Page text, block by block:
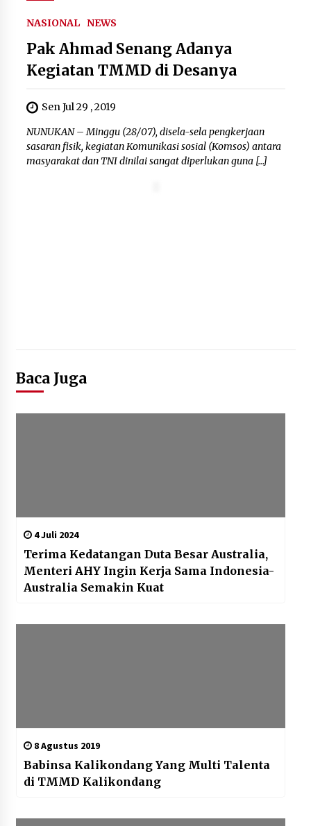
Respons Cepat Aduan Warga, Wali
Roboh Korban Bencana, Salurkan
Bantuan Rp30 Juta
NASIONAL NEWS
Pak Ahmad Senang Adanya
Kegiatan TMMD di Desanya
Sen Jul 29 , 2019
NUNUKAN – Minggu (28/07), disela-sela pengkerjaan
sasaran fisik, kegiatan Komunikasi sosial (Komsos) antara
masyarakat dan TNI dinilai sangat diperlukan guna […]
Baca Juga
4 Juli 2024
Terima Kedatangan Duta Besar Australia,
Menteri AHY Ingin Kerja Sama Indonesia-
Australia Semakin Kuat
8 Agustus 2019
Babinsa Kalikondang Yang Multi Talenta
di TMMD Kalikondang